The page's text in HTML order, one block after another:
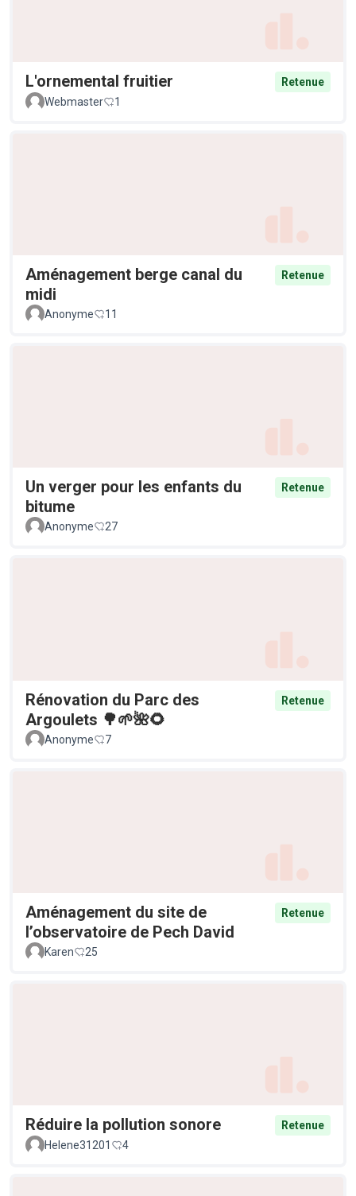
L'ornemental fruitier
Retenue
Webmaster
1
Aménagement berge canal du
midi
Retenue
Anonyme 11
Un verger pour les enfants du
bitume
Retenue
Anonyme 27
Rénovation du Parc des
Argoulets 🌳🌱🌺🌻
Retenue
Anonyme 7
Aménagement du site de
l’observatoire de Pech David
Retenue
Karen 25
Réduire la pollution sonore
Retenue
Helene31201
4